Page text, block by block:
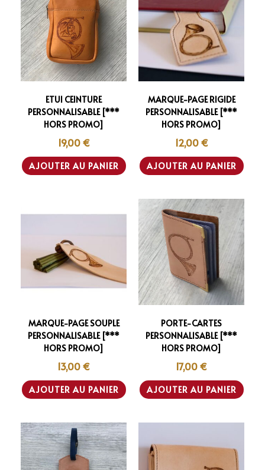
ETUI CEINTURE
PERSONNALISABLE [***
HORS PROMO]
19,00€
AJOUTER AU PANIER
MARQUE-PAGE RIGIDE
PERSONNALISABLE [***
HORS PROMO]
12,00€
AJOUTER AU PANIER
MARQUE-PAGE SOUPLE
PERSONNALISABLE [***
HORS PROMO]
13,00€
AJOUTER AU PANIER
PORTE-CARTES
PERSONNALISABLE [***
HORS PROMO]
17,00€
AJOUTER AU PANIER